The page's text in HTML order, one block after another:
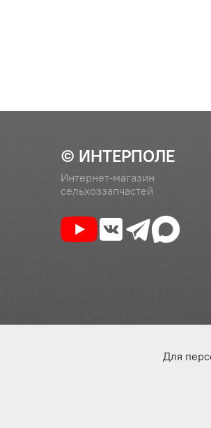
© ИНТЕРПОЛЕ
Интернет-магазин
сельхоззапчастей
Для